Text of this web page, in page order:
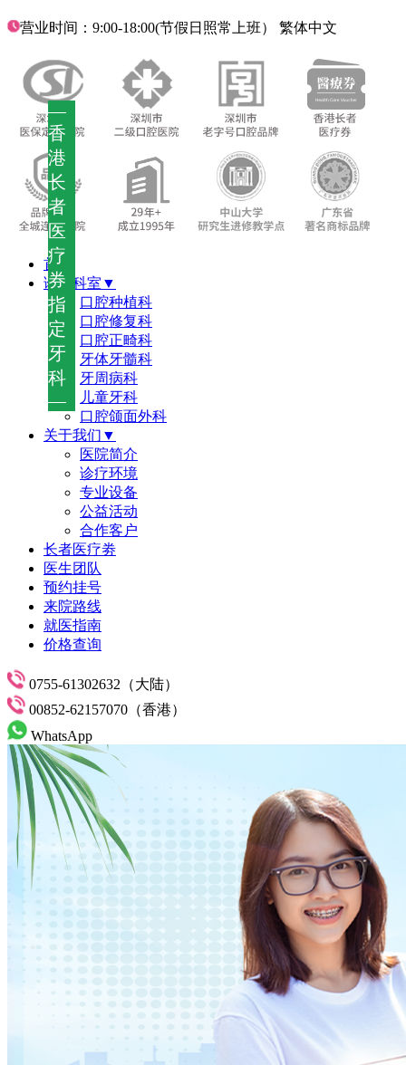
—
香
港
长
者
医
疗
券
指
定
牙
科
—
营业时间：9:00-18:00(节假日照常上班） 繁体中文
首页
诊疗科室▼
口腔种植科
口腔修复科
口腔正畸科
牙体牙髓科
牙周病科
儿童牙科
口腔颌面外科
关于我们▼
医院简介
诊疗环境
专业设备
公益活动
合作客户
长者医疗劵
医生团队
预约挂号
来院路线
就医指南
价格查询
0755-61302632（大陆）
00852-62157070（香港）
WhatsApp